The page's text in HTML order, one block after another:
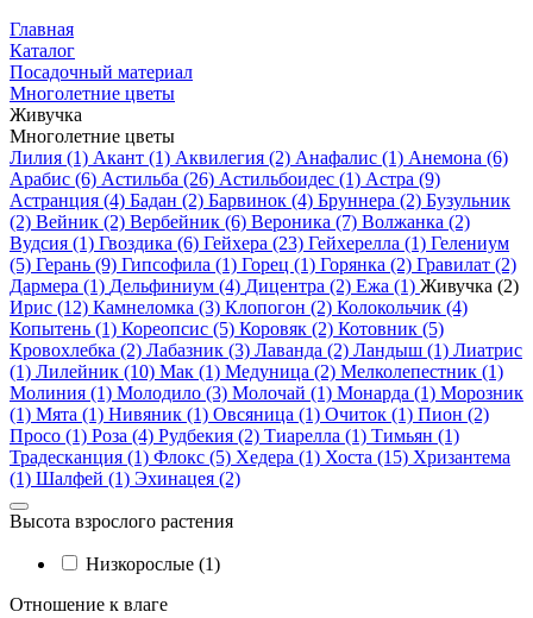
Главная
Каталог
Посадочный материал
Многолетние цветы
Живучка
Многолетние цветы
Лилия (1) Акант (1) Аквилегия (2) Анафалис (1) Анемона (6)
Арабис (6) Астильба (26) Астильбоидес (1) Астра (9)
Астранция (4) Бадан (2) Барвинок (4) Бруннера (2) Бузульник
(2) Вейник (2) Вербейник (6) Вероника (7) Волжанка (2)
Вудсия (1) Гвоздика (6) Гейхера (23) Гейхерелла (1) Гелениум
(5) Герань (9) Гипсофила (1) Горец (1) Горянка (2) Гравилат (2)
Дармера (1) Дельфиниум (4) Дицентра (2) Ежа (1) Живучка (2)
Ирис (12) Камнеломка (3) Клопогон (2) Колокольчик (4)
Копытень (1) Кореопсис (5) Коровяк (2) Котовник (5)
Кровохлебка (2) Лабазник (3) Лаванда (2) Ландыш (1) Лиатрис
(1) Лилейник (10) Мак (1) Медуница (2) Мелколепестник (1)
Молиния (1) Молодило (3) Молочай (1) Монарда (1) Морозник
(1) Мята (1) Нивяник (1) Овсяница (1) Очиток (1) Пион (2)
Просо (1) Роза (4) Рудбекия (2) Тиарелла (1) Тимьян (1)
Традесканция (1) Флокс (5) Хедера (1) Хоста (15) Хризантема
(1) Шалфей (1) Эхинацея (2)
Высота взрослого растения
Низкорослые (1)
Отношение к влаге